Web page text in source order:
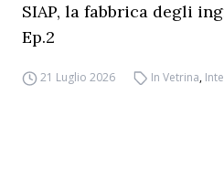
SIAP, la fabbrica degli
Ep.2
21 Luglio 2026 In Vetrina,